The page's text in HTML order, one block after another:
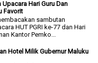
Hari Guru Dan
Favorit
sambutan
HUT PGRI ke-77 dan Hari
Kantor Pemko...
Hotel Milik Gubernur Maluku